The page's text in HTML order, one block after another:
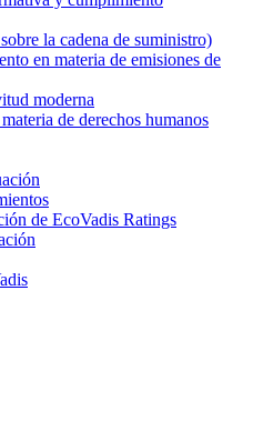
la cadena de suministro)
en materia de emisiones de
moderna
de derechos humanos
de EcoVadis Ratings